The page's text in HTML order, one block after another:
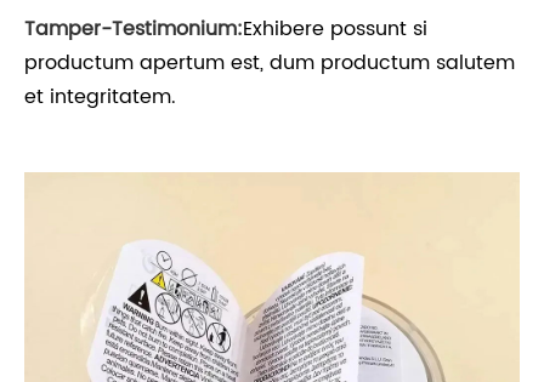
Tamper-Testimonium:Exhibere possunt si
productum apertum est, dum productum salutem
et integritatem.